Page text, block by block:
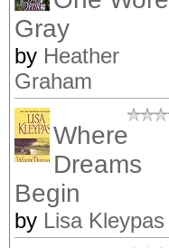
Gray
by Heather
Graham
Where
Dreams
Begin
by Lisa Kleypas